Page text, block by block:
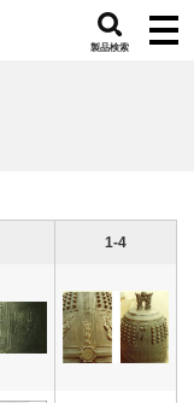
製品検索
1-4